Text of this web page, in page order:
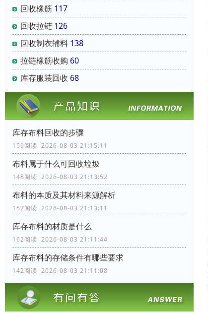
回收橡筋 117
回收拉链 126
回收制衣辅料 138
拉链橡筋收购 60
库存服装回收 68
库存布料回收的步骤
159阅读 2026-08-03 21:15:11
布料属于什么可回收垃圾
148阅读 2026-08-03 21:13:52
布料的本质及其材料来源解析
152阅读 2026-08-03 21:13:11
库存布料的材质是什么
162阅读 2026-08-03 21:11:44
库存布料的存储条件有哪些要求
142阅读 2026-08-03 21:11:08